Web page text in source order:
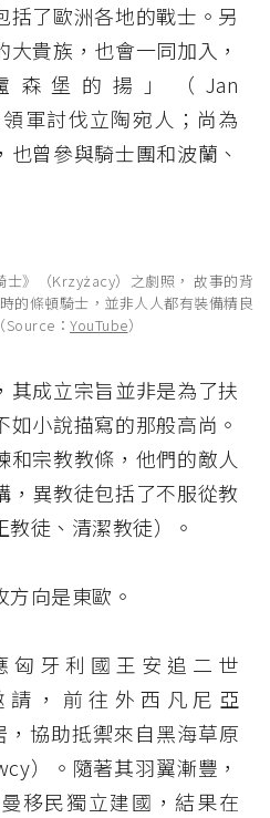
括了歐洲各地的戰士。另
貴族，也會一同加入，
森堡的揚」（Jan
軍討伐立陶宛人；尚為
曾參與騎士團和波蘭、
》（Krzyżacy）之劇照， 故事的背
的條頓騎士，並非人人都有裝備精良
： YouTube）
其成立宗旨並非是為了扶
小說描寫的那般高尚。
和宗教教條，他們的敵人
，異教徒包括了不服從教
徒、清潔教徒）。
向是東歐。
匈牙利國王安追二世
請，前往外西凡尼亞
，協助抵禦來自黑海草原
）。隨著其羽翼漸豐，
移民獨立建國，結果在